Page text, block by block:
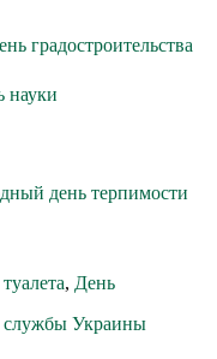
градостроительства
науки
день терпимости
, День
службы Украины